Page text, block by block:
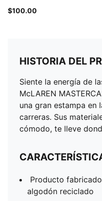
$100.00
HISTORIA DEL
Siente la energía de
McLAREN
una gran estampa en
carreras. Sus
cómodo, te lleve
Producto
algodón reciclado